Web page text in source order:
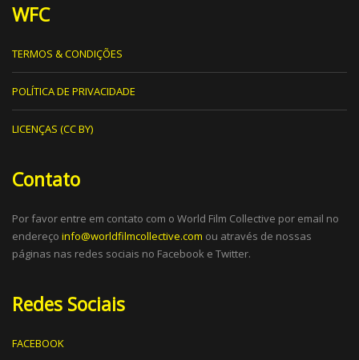
WFC
TERMOS & CONDIÇÕES
POLÍTICA DE PRIVACIDADE
LICENÇAS (CC BY)
Contato
Por favor entre em contato com o World Film Collective por email no
endereço info@worldfilmcollective.com ou através de nossas
páginas nas redes sociais no Facebook e Twitter.
Redes Sociais
FACEBOOK